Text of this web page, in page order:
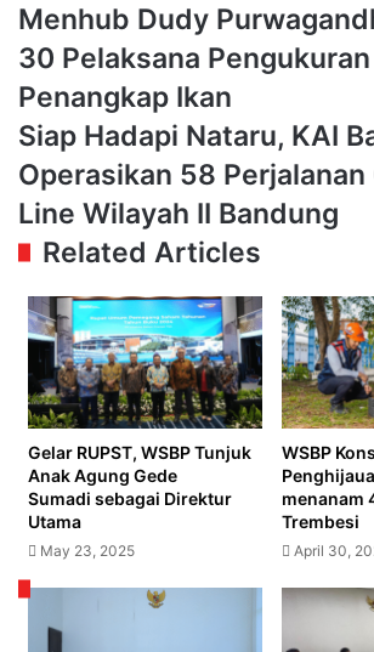
Menhub
Dudy
Purwagandhi
Lantik
30
Pelaksana
Pengukuran
Kapal
Penangkap
Ikan
Menhub Dudy
30 Pelaksana
Penangkap Ikan
Siap
Hadapi
Nataru,
KAI
Bakal
Operasikan
Perjalanan
Commuter
Line
Wilayah
Bandung
Siap Hadapi Nataru, KAI
Operasikan 58
Line Wilayah II Bandung
Related Articles
Gelar RUPST, WSBP Tunjuk
Anak Agung Gede
Sumadi sebagai Direktur
Utama
May 23, 2025
WSBP
menanam
Trembesi
April 30,